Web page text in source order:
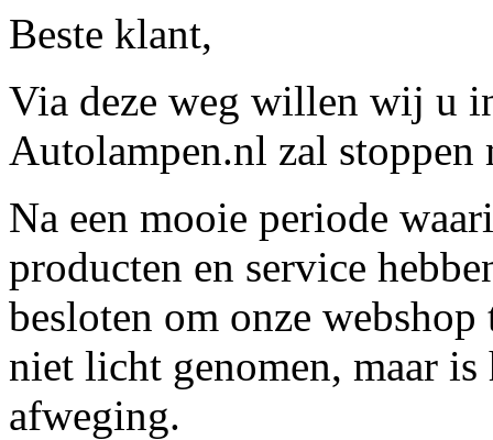
Beste klant,
Via deze weg willen wij u
Autolampen.nl zal stoppen
Na een mooie periode
producten en service
besloten om onze
niet licht genomen, maar
afweging.